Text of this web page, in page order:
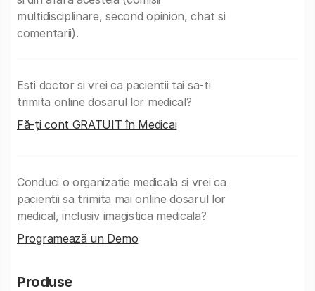
multidisciplinare, second opinion, chat si
comentarii).
Esti doctor si vrei ca pacientii tai sa-ti
trimita online dosarul lor medical?
Fă-ți cont GRATUIT în Medicai
Conduci o organizatie medicala si vrei ca
pacientii sa trimita mai online dosarul lor
medical, inclusiv imagistica medicala?
Programează un Demo
Produse